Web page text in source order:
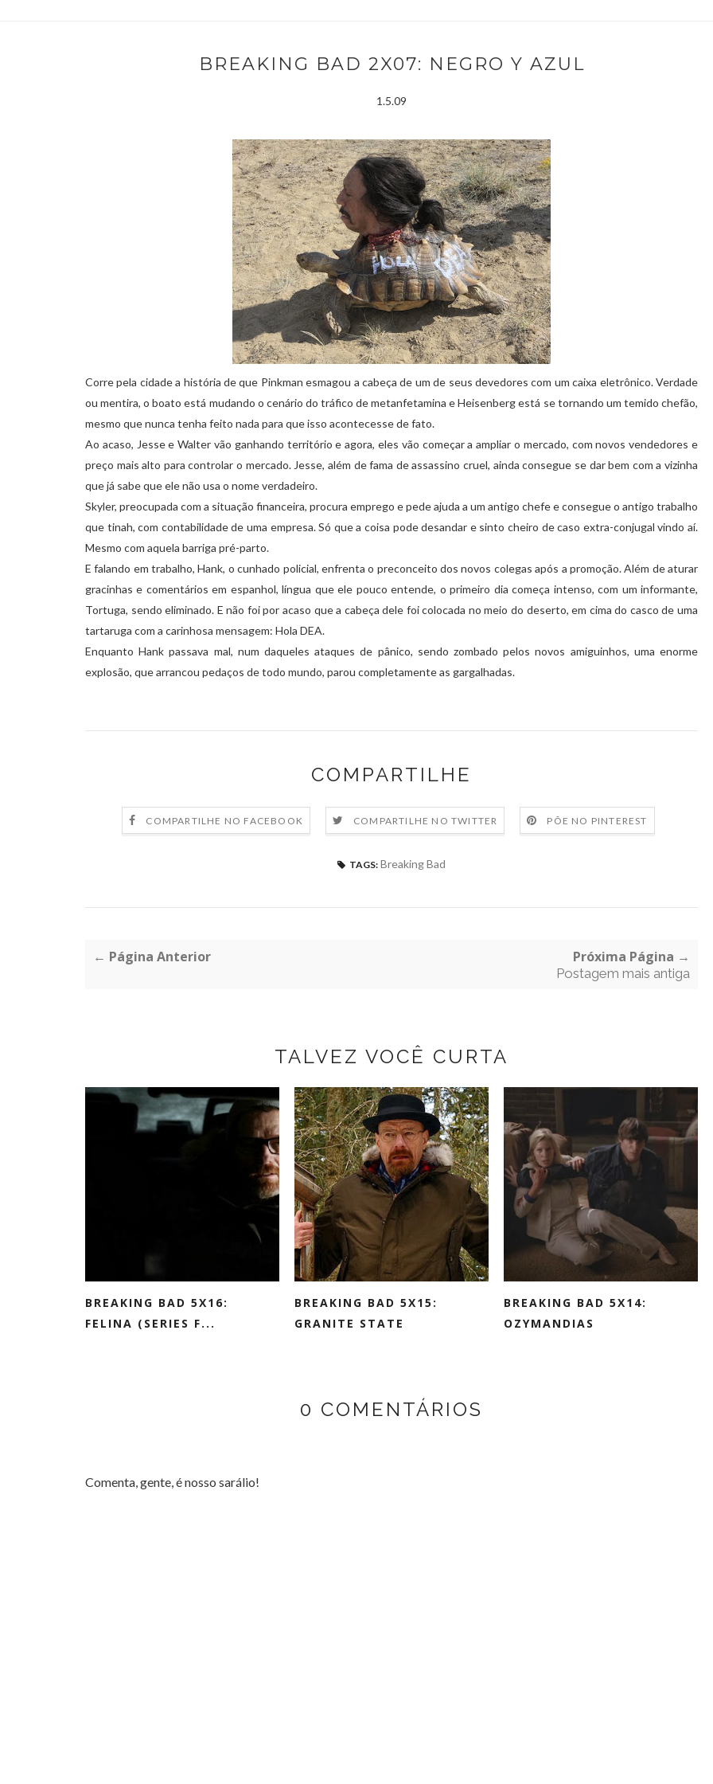
BREAKING BAD 2X07: NEGRO Y AZUL
1.5.09
Corre pela cidade a história de que Pinkman esmagou a cabeça de um de seus devedores com um caixa eletrônico. Verdade
ou mentira, o boato está mudando o cenário do tráfico de metanfetamina e Heisenberg está se tornando um temido chefão,
mesmo que nunca tenha feito nada para que isso acontecesse de fato.
Ao acaso, Jesse e Walter vão ganhando território e agora, eles vão começar a ampliar o mercado, com novos vendedores e
preço mais alto para controlar o mercado. Jesse, além de fama de assassino cruel, ainda consegue se dar bem com a vizinha
que já sabe que ele não usa o nome verdadeiro.
Skyler, preocupada com a situação financeira, procura emprego e pede ajuda a um antigo chefe e consegue o antigo trabalho
que tinah, com contabilidade de uma empresa. Só que a coisa pode desandar e sinto cheiro de caso extra-conjugal vindo aí.
Mesmo com aquela barriga pré-parto.
E falando em trabalho, Hank, o cunhado policial, enfrenta o preconceito dos novos colegas após a promoção. Além de aturar
gracinhas e comentários em espanhol, língua que ele pouco entende, o primeiro dia começa intenso, com um informante,
Tortuga, sendo eliminado. E não foi por acaso que a cabeça dele foi colocada no meio do deserto, em cima do casco de uma
tartaruga com a carinhosa mensagem: Hola DEA.
Enquanto Hank passava mal, num daqueles ataques de pânico, sendo zombado pelos novos amiguinhos, uma enorme
explosão, que arrancou pedaços de todo mundo, parou completamente as gargalhadas.
COMPARTILHE
COMPARTILHE NO FACEBOOK COMPARTILHE NO TWITTER PÕE NO PINTEREST
TAGS: Breaking Bad
← Página Anterior Próxima Página →
Postagem mais antiga
TALVEZ VOCÊ CURTA
BREAKING BAD 5X16:
FELINA (SERIES F...
BREAKING BAD 5X15:
GRANITE STATE
BREAKING BAD 5X14:
OZYMANDIAS
0 COMENTÁRIOS
Comenta, gente, é nosso sarálio!